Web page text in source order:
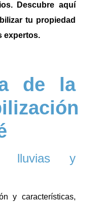
Descubre aquí
tu propiedad
expertos.
de la
lluvias y
y características,